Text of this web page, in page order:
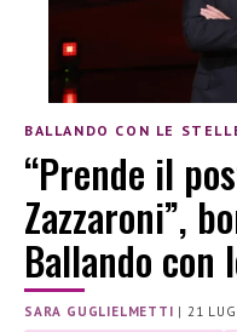
BALLANDO CON LE
“Prende il
Zazzaroni”,
Ballando con
SARA GUGLIELMETTI |21